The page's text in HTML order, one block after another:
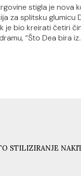
stigla je nova
za splitsku glumicu
je bio kreirati četiri
“Što Dea bira
STILIZIRANJE